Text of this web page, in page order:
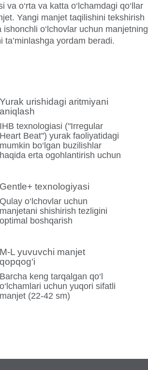
va o‘rta va katta o‘lchamdagi qo‘llar
Yangi manjet taqilishini tekshirish
o‘lchovlar uchun manjetning
ta’minlashga yordam beradi.
Yurak urishidagi aritmiyani
aniqlash
IHB texnologiasi ("Irregular
Heart Beat") yurak faoliyatidagi
mumkin bo‘lgan buzilishlar
haqida erta ogohlantirish uchun
Gentle+ texnologiyasi
Qulay o‘lchovlar uchun
manjetani shishirish tezligini
optimal boshqarish
M-L yuvuvchi manjet
qopqog‘i
Barcha keng tarqalgan qo‘l
o‘lchamlari uchun yuqori sifatli
manjet (22-42 sm)